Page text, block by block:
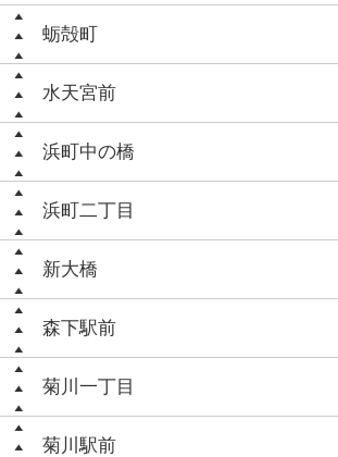
蛎殻町
水天宮前
浜町中の橋
浜町二丁目
新大橋
森下駅前
菊川一丁目
菊川駅前